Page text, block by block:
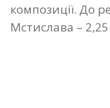
композиції. До
Мстислава –